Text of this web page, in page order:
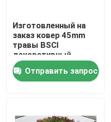
Новости
Случаи
Изготовленный на
заказ ковер 45mm
травы BSCI
декоративный
искусственный без
поддержки 100cm *
100cm
Отправить запрос